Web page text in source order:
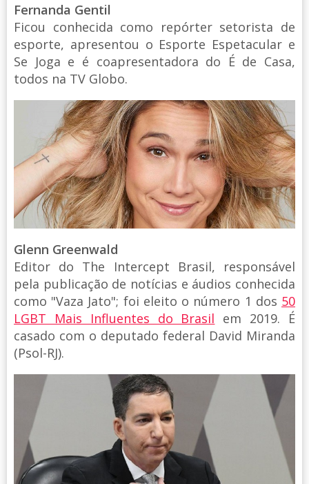
Fernanda Gentil
Ficou conhecida como repórter setorista de
esporte, apresentou o Esporte Espetacular e
Se Joga e é coapresentadora do É de Casa,
todos na TV Globo.
Glenn Greenwald
Editor do The Intercept Brasil, responsável
pela publicação de notícias e áudios conhecida
como "Vaza Jato"; foi eleito o número 1 dos 50
LGBT Mais Influentes do Brasil em 2019. É
casado com o deputado federal David Miranda
(Psol-RJ).